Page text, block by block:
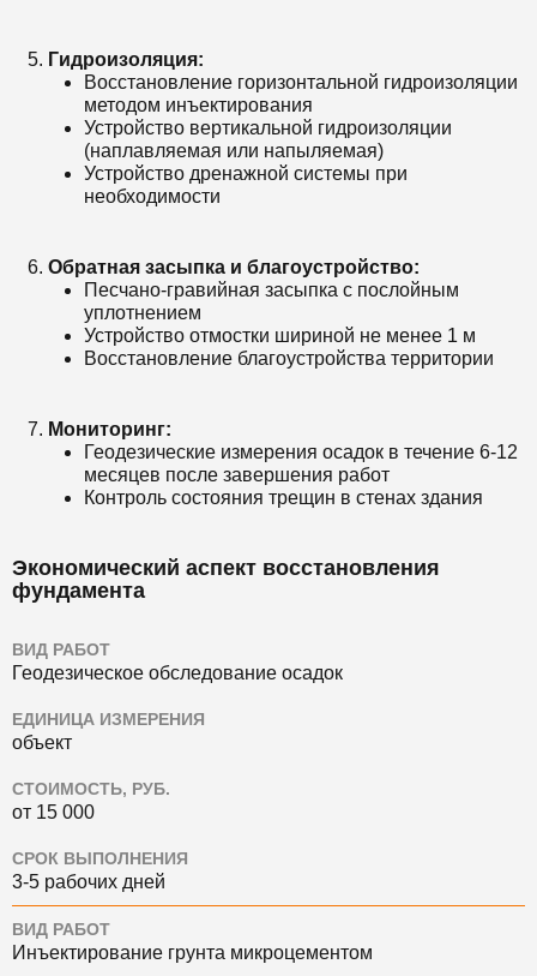
Гидроизоляция:
Восстановление горизонтальной гидроизоляции
методом инъектирования
Устройство вертикальной гидроизоляции
(наплавляемая или напыляемая)
Устройство дренажной системы при
необходимости
Обратная засыпка и благоустройство:
Песчано-гравийная засыпка с послойным
уплотнением
Устройство отмостки шириной не менее 1 м
Восстановление благоустройства территории
Мониторинг:
Геодезические измерения осадок в течение 6-12
месяцев после завершения работ
Контроль состояния трещин в стенах здания
Экономический аспект восстановления
фундамента
ВИД РАБОТ
Геодезическое обследование осадок
ЕДИНИЦА ИЗМЕРЕНИЯ
объект
СТОИМОСТЬ, РУБ.
от 15 000
СРОК ВЫПОЛНЕНИЯ
3-5 рабочих дней
ВИД РАБОТ
Инъектирование грунта микроцементом